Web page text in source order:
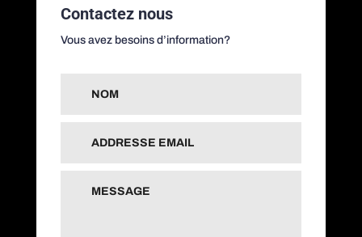
Contactez nous
Vous avez besoins d’information?